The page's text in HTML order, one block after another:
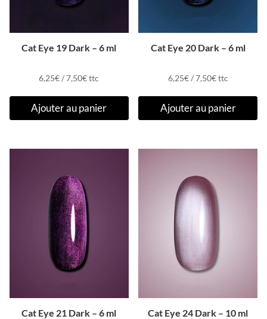
Cat Eye 19 Dark – 6 ml
6,25€/7,50€ttc
Ajouter au panier
Cat Eye 20 Dark – 6 ml
6,25€/7,50€ttc
Ajouter au panier
Cat Eye 21 Dark – 6 ml Cat Eye 24 Dark – 10 ml